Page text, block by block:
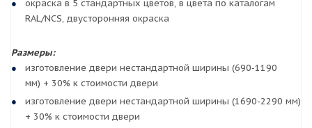
окраска в 5 стандартных цветов, в цвета по каталогам
RAL/NCS, двусторонняя окраска
Размеры:
изготовление двери нестандартной ширины (690-1190
мм) + 30% к стоимости двери
изготовление двери нестандартной ширины (1690-2290 мм)
+ 30% к стоимости двери